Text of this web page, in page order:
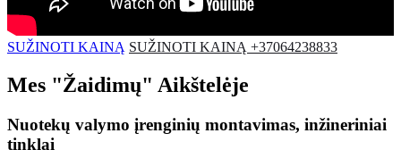
SUŽINOTI KAINĄ SUŽINOTI KAINĄ +37064238833
Mes "Žaidimų" Aikštelėje
Nuotekų valymo įrenginių montavimas, inžineriniai
tinklai